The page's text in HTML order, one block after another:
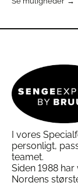
har
Mulighederne
kan
vælges
på
varesiden
I vores
personligt,
teamet.
Siden 1988
Nordens